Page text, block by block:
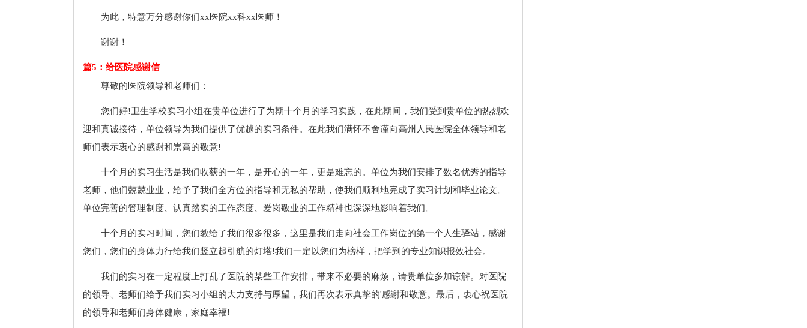
为此，特意万分感谢你们xx医院xx科xx医师！
谢谢！
篇5：给医院感谢信
尊敬的医院领导和老师们：
您们好!卫生学校实习小组在贵单位进行了为期十个月的学习实践，在此期间，我们受到贵单位的热烈欢
迎和真诚接待，单位领导为我们提供了优越的实习条件。在此我们满怀不舍谨向高州人民医院全体领导和老
师们表示衷心的感谢和崇高的敬意!
十个月的实习生活是我们收获的一年，是开心的一年，更是难忘的。单位为我们安排了数名优秀的指导
老师，他们兢兢业业，给予了我们全方位的指导和无私的帮助，使我们顺利地完成了实习计划和毕业论文。
单位完善的管理制度、认真踏实的工作态度、爱岗敬业的工作精神也深深地影响着我们。
十个月的实习时间，您们教给了我们很多很多，这里是我们走向社会工作岗位的第一个人生驿站，感谢
您们，您们的身体力行给我们竖立起引航的灯塔!我们一定以您们为榜样，把学到的专业知识报效社会。
我们的实习在一定程度上打乱了医院的某些工作安排，带来不必要的麻烦，请贵单位多加谅解。对医院
的领导、老师们给予我们实习小组的大力支持与厚望，我们再次表示真挚的'感谢和敬意。最后，衷心祝医院
的领导和老师们身体健康，家庭幸福!